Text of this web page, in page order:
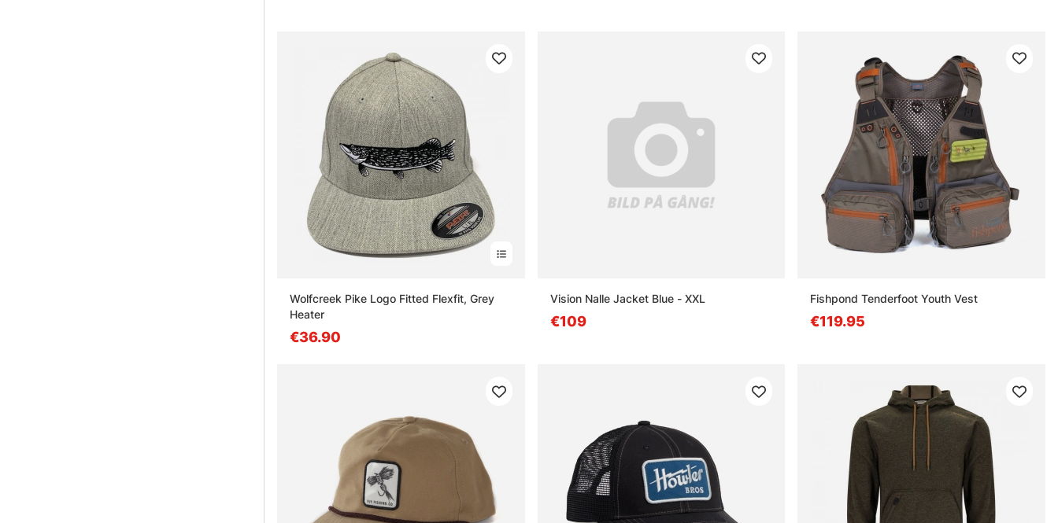
Wolfcreek Pike Logo Fitted Flexfit, Grey
Heater
€36.90
Vision Nalle Jacket Blue - XXL
€109
Fishpond Tenderfoot Youth Vest
€119.95